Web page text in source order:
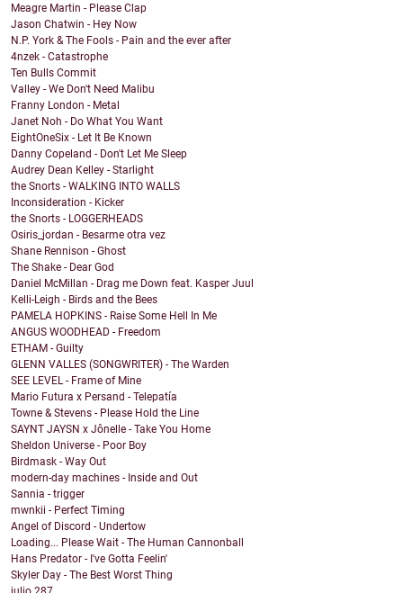
Meagre Martin - Please Clap
Jason Chatwin - Hey Now
N.P. York & The Fools - Pain and the ever after
4nzek - Catastrophe
Ten Bulls Commit
Valley - We Don't Need Malibu
Franny London - Metal
Janet Noh - Do What You Want
EightOneSix - Let It Be Known
Danny Copeland - Don't Let Me Sleep
Audrey Dean Kelley - Starlight
the Snorts - WALKING INTO WALLS
Inconsideration - Kicker
the Snorts - LOGGERHEADS
Osiris_jordan - Besarme otra vez
Shane Rennison - Ghost
The Shake - Dear God
Daniel McMillan - Drag me Down feat. Kasper Juul
Kelli-Leigh - Birds and the Bees
PAMELA HOPKINS - Raise Some Hell In Me
ANGUS WOODHEAD - Freedom
ETHAM - Guilty
GLENN VALLES (SONGWRITER) - The Warden
SEE LEVEL - Frame of Mine
Mario Futura x Persand - Telepatía
Towne & Stevens - Please Hold the Line
SAYNT JAYSN x Jônelle - Take You Home
Sheldon Universe - Poor Boy
Birdmask - Way Out
modern-day machines - Inside and Out
Sannia - trigger
mwnkii - Perfect Timing
Angel of Discord - Undertow
Loading... Please Wait - The Human Cannonball
Hans Predator - I've Gotta Feelin'
Skyler Day - The Best Worst Thing